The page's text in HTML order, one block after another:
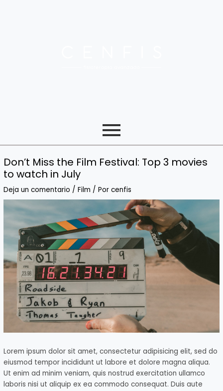
Don’t Miss the Film Festival: Top 3 movies
to watch in July
Deja un comentario /Film / Porcenfis
Lorem ipsum dolor sit amet, consectetur adipisicing elit, sed do
eiusmod tempor incididunt ut labore et dolore magna aliqua.
Ut enim ad minim veniam, quis nostrud exercitation ullamco
laboris nisi ut aliquip ex ea commodo consequat. Duis aute